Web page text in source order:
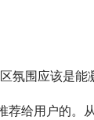
围应该是能
给用户的。